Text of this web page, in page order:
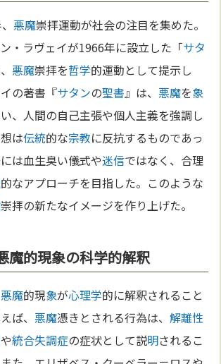
悪魔崇拝運動が社会の注目を集めた。
・ラヴェイが1966年に設立した「サタ
悪魔崇拝を哲学的運動として提示し
の著書『サタンの聖書』は、悪魔を象
、人間の自己主張や個人主義を強調し
は伝統的な宗教に反抗するものであっ
は血生臭い儀式や迷信ではなく、合理
的なアプローチを目指した。このような
崇拝の新たなイメージを作り上げた。
魔的現象の科学的解釈
悪魔的現象が心理学的に解釈されること
ば、悪魔憑きとされる行為は、解離性
や統合失調症の症状として説明されるこ